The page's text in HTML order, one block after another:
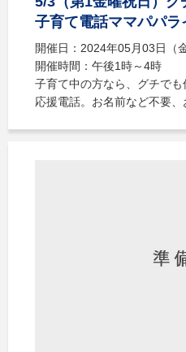
子育て電話ママパパラ
開催日：2024年05月03日（金
開催時間：午後1時～4時
子育て中の方なら、グチで
応援電話。お名前など不要、